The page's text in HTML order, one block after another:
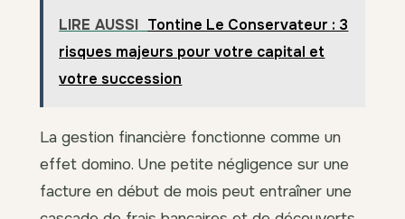
LIRE AUSSI Tontine Le Conservateur : 3
risques majeurs pour votre capital et
votre succession
La gestion financière fonctionne comme un
effet domino. Une petite négligence sur une
facture en début de mois peut entraîner une